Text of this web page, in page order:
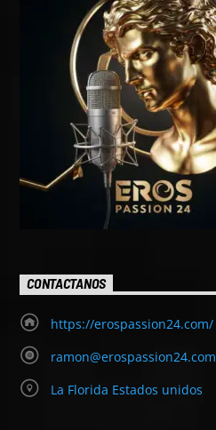
CONTACTANOS
https://erospassion24.com/
ramon@erospassion24.com
La Florida Estados unidos